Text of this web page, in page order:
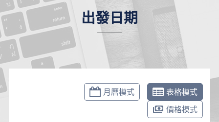
出發日期
月曆模式
表格模式
價格模式